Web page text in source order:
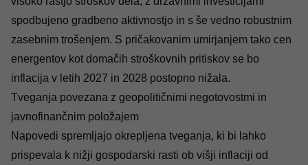
spodbujeno gradbeno aktivnostjo in s še vedno robustnim
zasebnim trošenjem. S pričakovanim umirjanjem tako cen
energentov kot domačih stroškovnih pritiskov se bo
inflacija v letih 2027 in 2028 postopno nižala.
Tveganja povezana z geopolitičnimi negotovostmi in
javnofinančnim položajem
Napovedi spremljajo okrepljena tveganja, ki bi lahko
prispevala k nižji gospodarski rasti ob višji inflaciji od